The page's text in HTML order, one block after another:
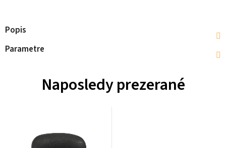
Popis
Parametre
Naposledy prezerané